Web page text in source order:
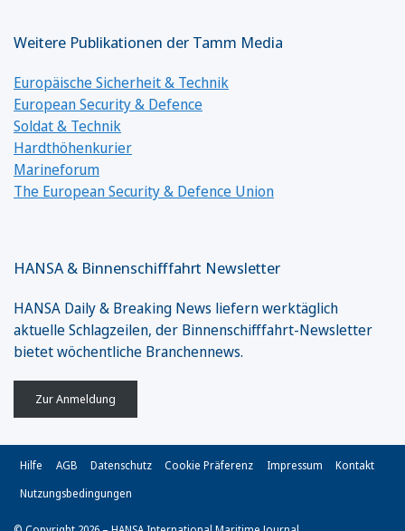
Weitere Publikationen der Tamm Media
Europäische Sicherheit & Technik
European Security & Defence
Soldat & Technik
Hardthöhenkurier
Marineforum
The European Security & Defence Union
HANSA & Binnenschifffahrt Newsletter
HANSA Daily & Breaking News liefern werktäglich
aktuelle Schlagzeilen, der Binnenschifffahrt-Newsletter
bietet wöchentliche Branchennews.
Zur Anmeldung
Hilfe AGB Datenschutz Cookie Präferenz Impressum
Kontakt
Nutzungsbedingungen